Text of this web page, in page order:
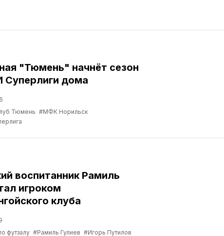
"Тюмень" начнёт сезон
Суперлиги дома
Тюмень #МФК Норильск
воспитанник Рамиль
игроком
клуба
футзалу #Рамиль Гулиев #Игорь Путилов